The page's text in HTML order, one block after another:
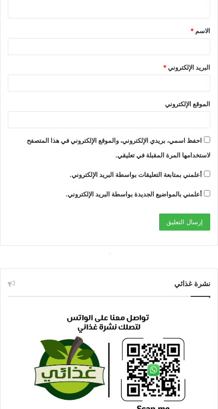
ق
*
الاسم *
البريد الإلكتروني*
الموقع الإلكتروني
احفظ اسمي، بريدي الإلكتروني، والموقع الإلكتروني في هذا المتصفح
لاستخدامها المرة المقبلة في تعليقي.
أعلمني بمتابعة التعليقات بواسطة البريد الإلكتروني.
أعلمني بالمواضيع الجديدة بواسطة البريد الإلكتروني.
نشرة غذائي